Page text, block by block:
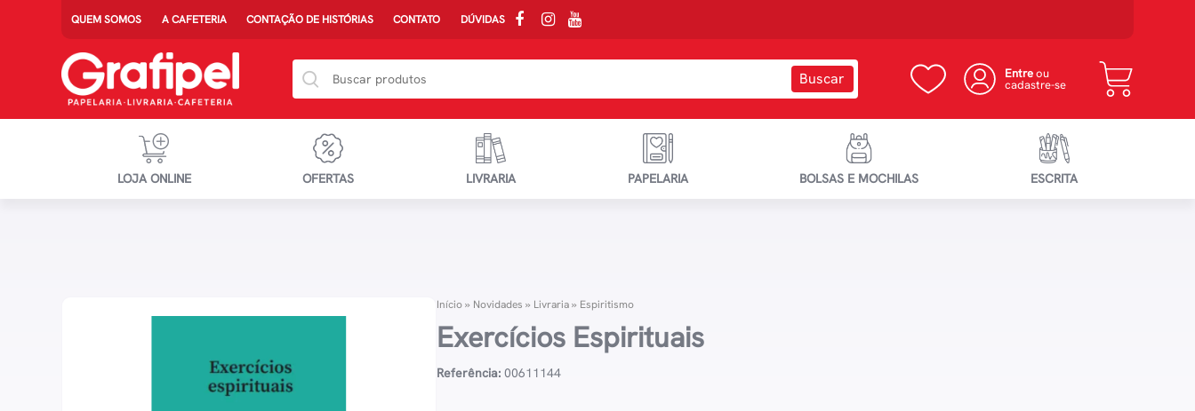
QUEM SOMOS A CAFETERIA CONTAÇÃO DE HISTÓRIAS CONTATO DÚVIDAS
Entreou
cadastre-se
LOJA ONLINE OFERTAS LIVRARIA PAPELARIA BOLSAS E MOCHILAS ESCRITA
Início» Novidades » Livraria» Espiritismo
Exercícios Espirituais
Referência: 00611144